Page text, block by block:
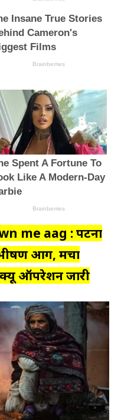
me aag : पटना
भीषण आग, मचा
ऑपरेशन जारी